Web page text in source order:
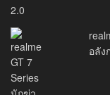
อลัง